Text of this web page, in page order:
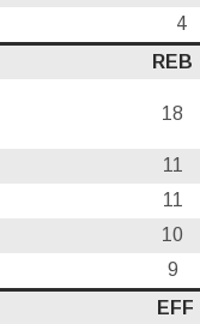
4
REB
18
11
11
10
9
EFF